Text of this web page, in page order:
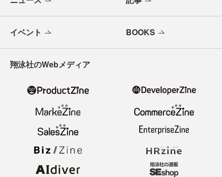
イベント BOOKS
翔泳社のWebメディア